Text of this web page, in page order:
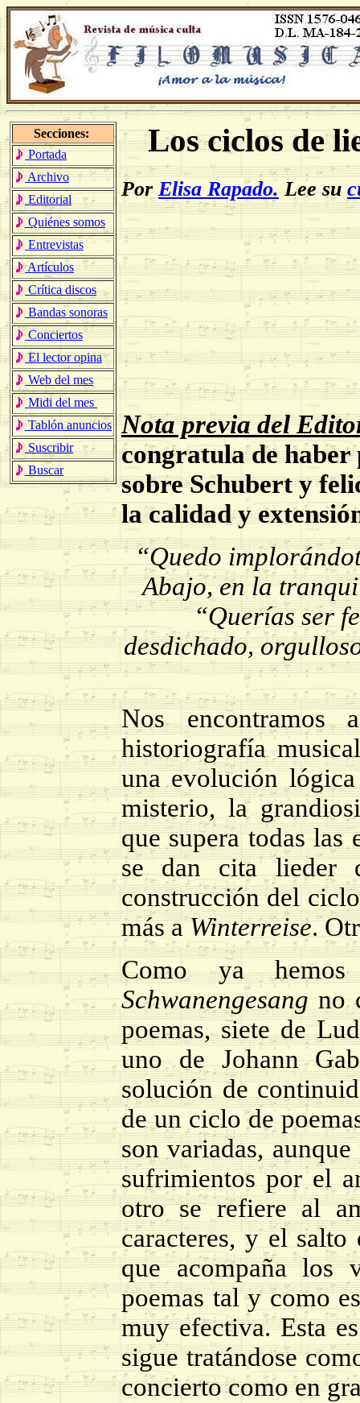
Secciones:
Portada
Archivo
Editorial
Quiénes somos
Entrevistas
Artículos
Crítica discos
Bandas sonoras
Conciertos
El lector opina
Web del mes
Midi del mes
Tablón anuncios
Suscribir
Buscar
Los ciclos de
PorElisa Rapado. Lee su
Nota previa del
congratula de haber
sobre Schubert y
la calidad y
“Quedo
Abajo, en la
“Querías ser
desdichado,
Nos
historiografía
una evolución
misterio, la
que supera todas
se dan cita lieder
construcción del
más aWinterreise.
Como ya hemos
Schwanengesang no
poemas, siete de
uno de Johann
solución de
de un ciclo de
son variadas,
sufrimientos por el
otro se refiere al
caracteres, y el
que acompaña los
poemas tal y como
muy efectiva. Esta
sigue tratándose
concierto como en